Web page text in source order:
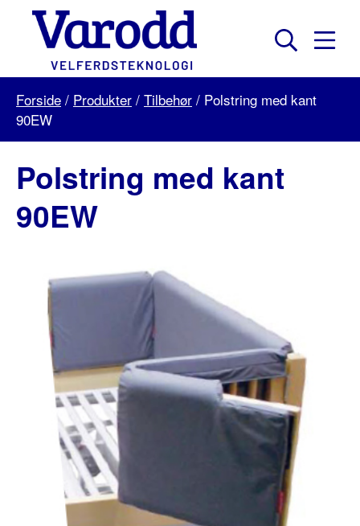
Varodd
Velferdsteknologi
Menu
Forside / Produkter / Tilbehør / Polstring med kant
90EW
Polstring med kant
90EW